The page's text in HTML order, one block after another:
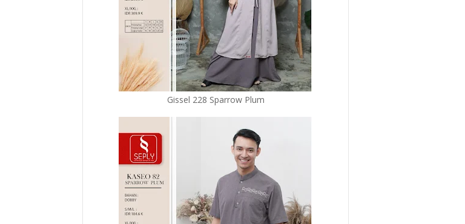
Gissel 228 Sparrow Plum